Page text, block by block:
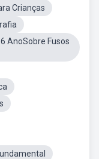
Crianças
AnoSobre Fusos